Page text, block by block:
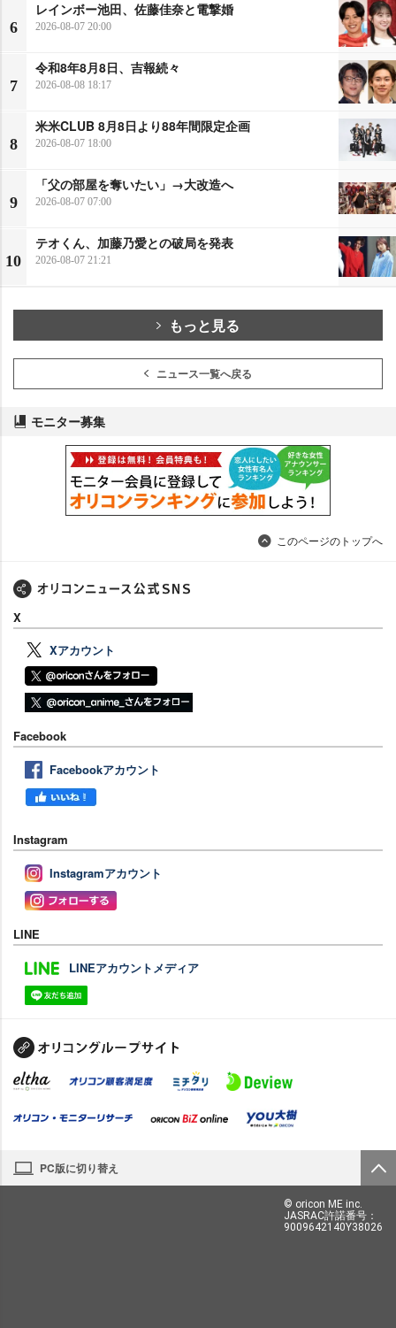
6
レインボー池田、佐藤佳奈と電撃婚
2026-08-07 20:00
7
令和8年8月8日、吉報続々
2026-08-08 18:17
8
米米CLUB 8月8日より88年間限定企画
2026-08-07 18:00
9
「父の部屋を奪いたい」→大改造へ
2026-08-07 07:00
10
テオくん、加藤乃愛との破局を発表
2026-08-07 21:21
もっと見る
ニュース一覧へ戻る
モニター募集
このページのトップへ
X
Xアカウント
Facebook
Facebookアカウント
Instagram
Instagramアカウント
LINE
LINEアカウントメディア
PC版に切り替え
© oricon ME inc.
JASRAC許諾番号：
9009642140Y38026